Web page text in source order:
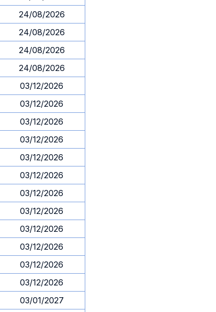
24/08/2026
24/08/2026
24/08/2026
24/08/2026
03/12/2026
03/12/2026
03/12/2026
03/12/2026
03/12/2026
03/12/2026
03/12/2026
03/12/2026
03/12/2026
03/12/2026
03/12/2026
03/12/2026
03/01/2027